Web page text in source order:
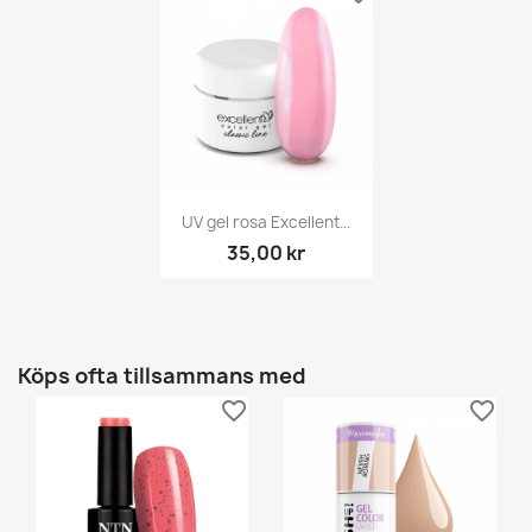
UV gel rosa Excellent...
35,00 kr
Köps ofta tillsammans med
favorite_border favorite_border